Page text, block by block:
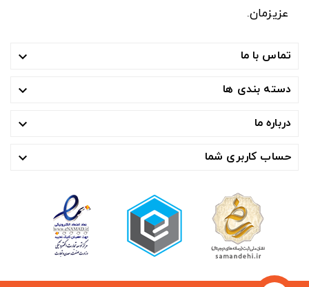
عزیزمان.
تماس با ما 
دسته بندی ها 
درباره ما 
حساب کاربری شما 